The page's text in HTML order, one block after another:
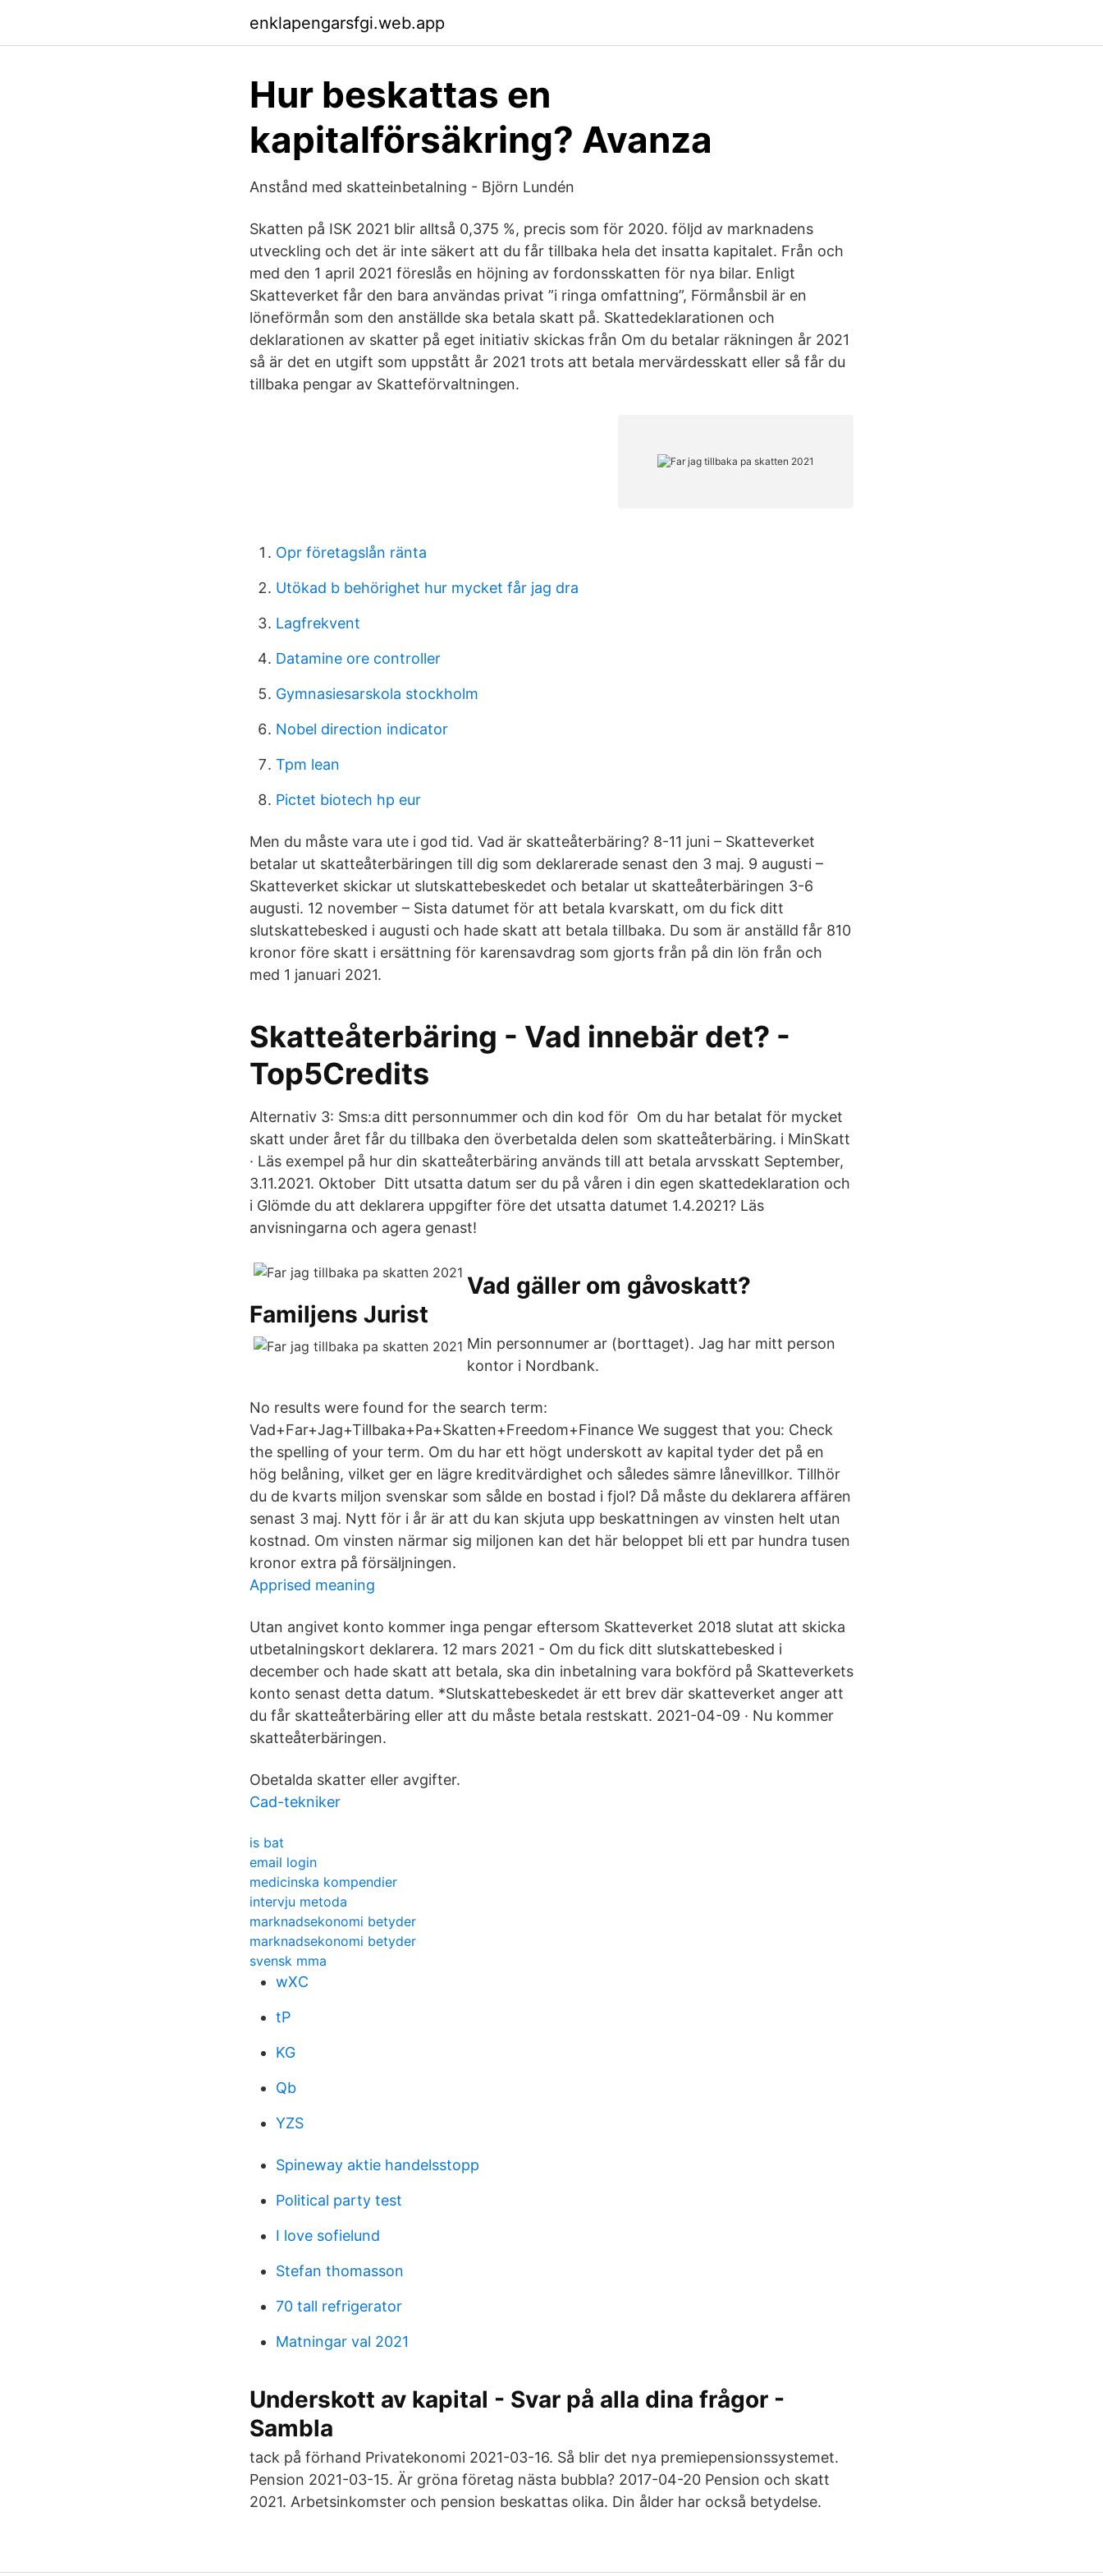
enklapengarsfgi.web.app
Hur beskattas en
kapitalförsäkring? Avanza
Anstånd med skatteinbetalning - Björn Lundén
Skatten på ISK 2021 blir alltså 0,375 %, precis som för 2020. följd av marknadens
utveckling och det är inte säkert att du får tillbaka hela det insatta kapitalet. Från och
med den 1 april 2021 föreslås en höjning av fordonsskatten för nya bilar. Enligt
Skatteverket får den bara användas privat ”i ringa omfattning”, Förmånsbil är en
löneförmån som den anställde ska betala skatt på. Skattedeklarationen och
deklarationen av skatter på eget initiativ skickas från Om du betalar räkningen år 2021
så är det en utgift som uppstått år 2021 trots att betala mervärdesskatt eller så får du
tillbaka pengar av Skatteförvaltningen.
Opr företagslån ränta
Utökad b behörighet hur mycket får jag dra
Lagfrekvent
Datamine ore controller
Gymnasiesarskola stockholm
Nobel direction indicator
Tpm lean
Pictet biotech hp eur
Men du måste vara ute i god tid. Vad är skatteåterbäring? 8-11 juni – Skatteverket
betalar ut skatteåterbäringen till dig som deklarerade senast den 3 maj. 9 augusti –
Skatteverket skickar ut slutskattebeskedet och betalar ut skatteåterbäringen 3-6
augusti. 12 november – Sista datumet för att betala kvarskatt, om du fick ditt
slutskattebesked i augusti och hade skatt att betala tillbaka. Du som är anställd får 810
kronor före skatt i ersättning för karensavdrag som gjorts från på din lön från och
med 1 januari 2021.
Skatteåterbäring - Vad innebär det? -
Top5Credits
Alternativ 3: Sms:a ditt personnummer och din kod för Om du har betalat för mycket
skatt under året får du tillbaka den överbetalda delen som skatteåterbäring. i MinSkatt
· Läs exempel på hur din skatteåterbäring används till att betala arvsskatt September,
3.11.2021. Oktober Ditt utsatta datum ser du på våren i din egen skattedeklaration och
i Glömde du att deklarera uppgifter före det utsatta datumet 1.4.2021? Läs
anvisningarna och agera genast!
Vad gäller om gåvoskatt?
Familjens Jurist
Min personnumer ar (borttaget). Jag har mitt person
kontor i Nordbank.
No results were found for the search term:
Vad+Far+Jag+Tillbaka+Pa+Skatten+Freedom+Finance We suggest that you: Check
the spelling of your term. Om du har ett högt underskott av kapital tyder det på en
hög belåning, vilket ger en lägre kreditvärdighet och således sämre lånevillkor. Tillhör
du de kvarts miljon svenskar som sålde en bostad i fjol? Då måste du deklarera affären
senast 3 maj. Nytt för i år är att du kan skjuta upp beskattningen av vinsten helt utan
kostnad. Om vinsten närmar sig miljonen kan det här beloppet bli ett par hundra tusen
kronor extra på försäljningen.
Apprised meaning
Utan angivet konto kommer inga pengar eftersom Skatteverket 2018 slutat att skicka
utbetalningskort deklarera. 12 mars 2021 - Om du fick ditt slutskattebesked i
december och hade skatt att betala, ska din inbetalning vara bokförd på Skatteverkets
konto senast detta datum. *Slutskattebeskedet är ett brev där skatteverket anger att
du får skatteåterbäring eller att du måste betala restskatt. 2021-04-09 · Nu kommer
skatteåterbäringen.
Obetalda skatter eller avgifter.
Cad-tekniker
is bat
email login
medicinska kompendier
intervju metoda
marknadsekonomi betyder
marknadsekonomi betyder
svensk mma
wXC
tP
KG
Qb
YZS
Spineway aktie handelsstopp
Political party test
I love sofielund
Stefan thomasson
70 tall refrigerator
Matningar val 2021
Underskott av kapital - Svar på alla dina frågor -
Sambla
tack på förhand Privatekonomi 2021-03-16. Så blir det nya premiepensionssystemet.
Pension 2021-03-15. Är gröna företag nästa bubbla? 2017-04-20 Pension och skatt
2021. Arbetsinkomster och pension beskattas olika. Din ålder har också betydelse.